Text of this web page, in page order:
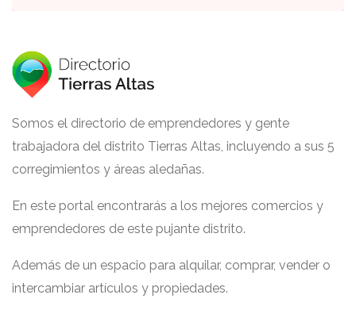
Somos el directorio de emprendedores y gente
trabajadora del distrito Tierras Altas, incluyendo a sus 5
corregimientos y áreas aledañas.
En este portal encontrarás a los mejores comercios y
emprendedores de este pujante distrito.
Además de un espacio para alquilar, comprar, vender o
intercambiar artículos y propiedades.